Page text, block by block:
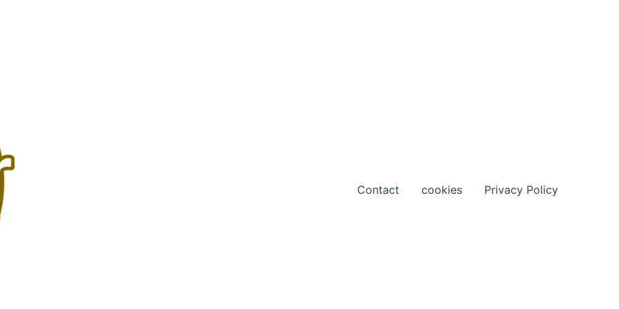
Contact cookies Privacy Policy